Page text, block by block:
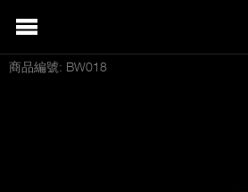
商品編號: BW018